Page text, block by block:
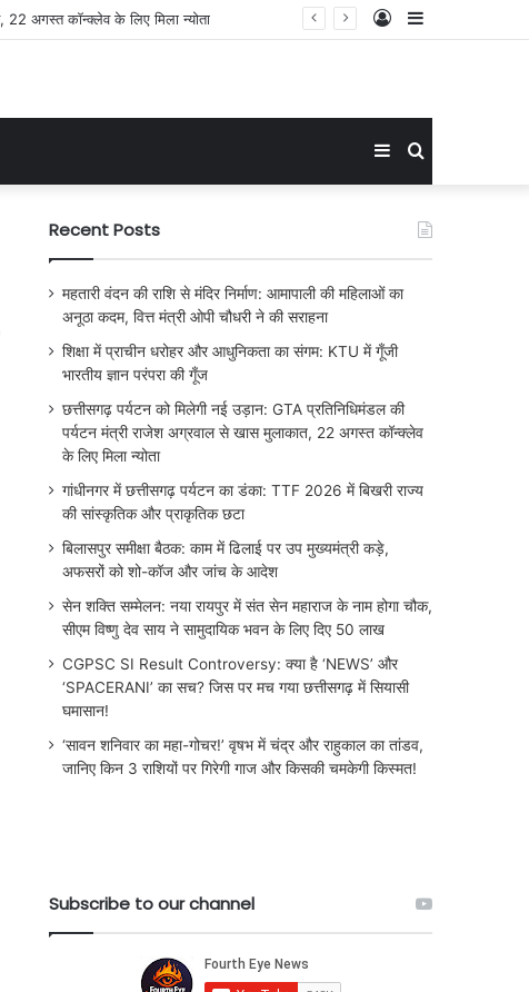
Sidebar
Log
Search
for
Sidebar
Recent Posts
महतारी वंदन की राशि से मंदिर निर्माण: आमापाली की महिलाओं का
अनूठा कदम, वित्त मंत्री ओपी चौधरी ने की सराहना
शिक्षा में प्राचीन धरोहर और आधुनिकता का संगम: KTU में गूँजी
भारतीय ज्ञान परंपरा की गूँज
छत्तीसगढ़ पर्यटन को मिलेगी नई उड़ान: GTA प्रतिनिधिमंडल की
पर्यटन मंत्री राजेश अग्रवाल से खास मुलाकात, 22 अगस्त कॉन्क्लेव
के लिए मिला न्योता
गांधीनगर में छत्तीसगढ़ पर्यटन का डंका: TTF 2026 में बिखरी राज्य
की सांस्कृतिक और प्राकृतिक छटा
बिलासपुर समीक्षा बैठक: काम में ढिलाई पर उप मुख्यमंत्री कड़े,
अफसरों को शो-कॉज और जांच के आदेश
सेन शक्ति सम्मेलन: नया रायपुर में संत सेन महाराज के नाम होगा चौक,
सीएम विष्णु देव साय ने सामुदायिक भवन के लिए दिए 50 लाख
CGPSC SI Result Controversy: क्या है ‘NEWS’ और
‘SPACERANI’ का सच? जिस पर मच गया छत्तीसगढ़ में सियासी
घमासान!
‘सावन शनिवार का महा-गोचर!’ वृषभ में चंद्र और राहुकाल का तांडव,
जानिए किन 3 राशियों पर गिरेगी गाज और किसकी चमकेगी किस्मत!
Subscribe to our channel